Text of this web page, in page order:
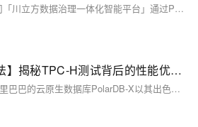
杭州定川信息技术有限公司「川立方数据治理一体化智能平台」通过PolarDB产品生态集成认证！
【PolarDB-X列存魔法】揭秘TPC-H测试背后的性能优化秘籍！
【8月更文挑战第25天】阿里巴巴的云原生数据库PolarDB-X以其出色的性能、可靠性和扩展性闻名，在多种业务场景中广泛应用。尤其在列存储模式下，PolarDB-X针对分析型查询进行了优化，显著提升了数据读取效率。本文通过TPC-H基准测试探讨PolarDB-X列存执行计划的优化策略，包括高效数据扫描、专用查询算法以及动态调整执行计划等功能，以满足复杂查询的需求并提高数据分析性能。